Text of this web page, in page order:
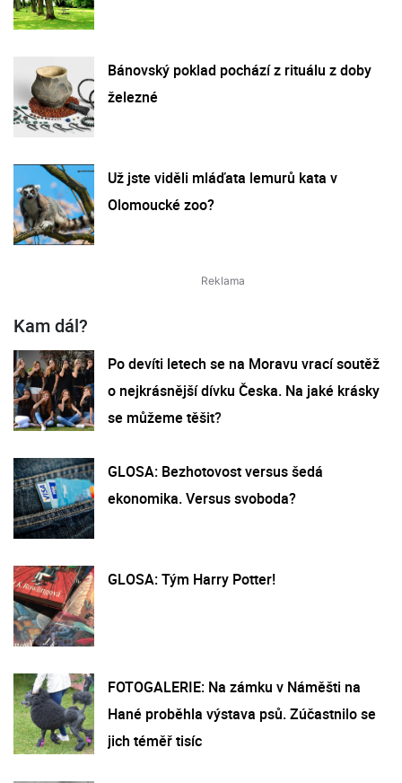
Bánovský poklad pochází z rituálu z doby
železné
Už jste viděli mláďata lemurů kata v
Olomoucké zoo?
Kam dál?
Po devíti letech se na Moravu vrací soutěž
o nejkrásnější dívku Česka. Na jaké krásky
se můžeme těšit?
GLOSA: Bezhotovost versus šedá
ekonomika. Versus svoboda?
GLOSA: Tým Harry Potter!
FOTOGALERIE: Na zámku v Náměšti na
Hané proběhla výstava psů. Zúčastnilo se
jich téměř tisíc